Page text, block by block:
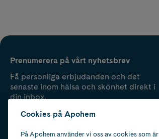
Prenumerera på vårt nyhetsbrev
Få personliga erbjudanden och det
senaste inom hälsa och skönhet direkt i
din inbox.
Cookies på Apohem
På Apohem använder vi oss av cookies som är